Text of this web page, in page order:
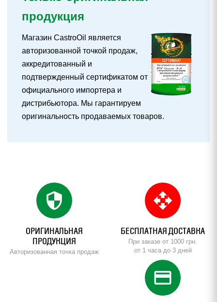
продукция
Магазин CastroOil является
авторизованной точкой продаж,
аккредитованный и
подтвержденный сертификатом от
официального импортера и
дистрибьютора. Мы гарантируем
оригинальность продаваемых товаров.
security
ОРИГИНАЛЬНАЯ
ПРОДУКЦИЯ
Авторизованная точка продаж
open_with
БЕСПЛАТНАЯ ДОСТАВКА
При заказе от 1000 грн.
от 1 часа до 3 дней
credit_card